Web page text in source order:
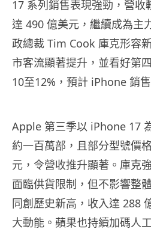
17 系列銷售表現強勁，營收
達 490 億美元，繼續成為主
政總裁 Tim Cook 庫克形容
市客流顯著提升，並看好第
10至12%，預計 iPhone 銷
Apple 第三季以 iPhone 17
約一百萬部，且部分型號價
元，令營收推升顯著。庫克
面臨供貨限制，但不影響整
同創歷史新高，收入達 288
大動能。蘋果也持續加碼人